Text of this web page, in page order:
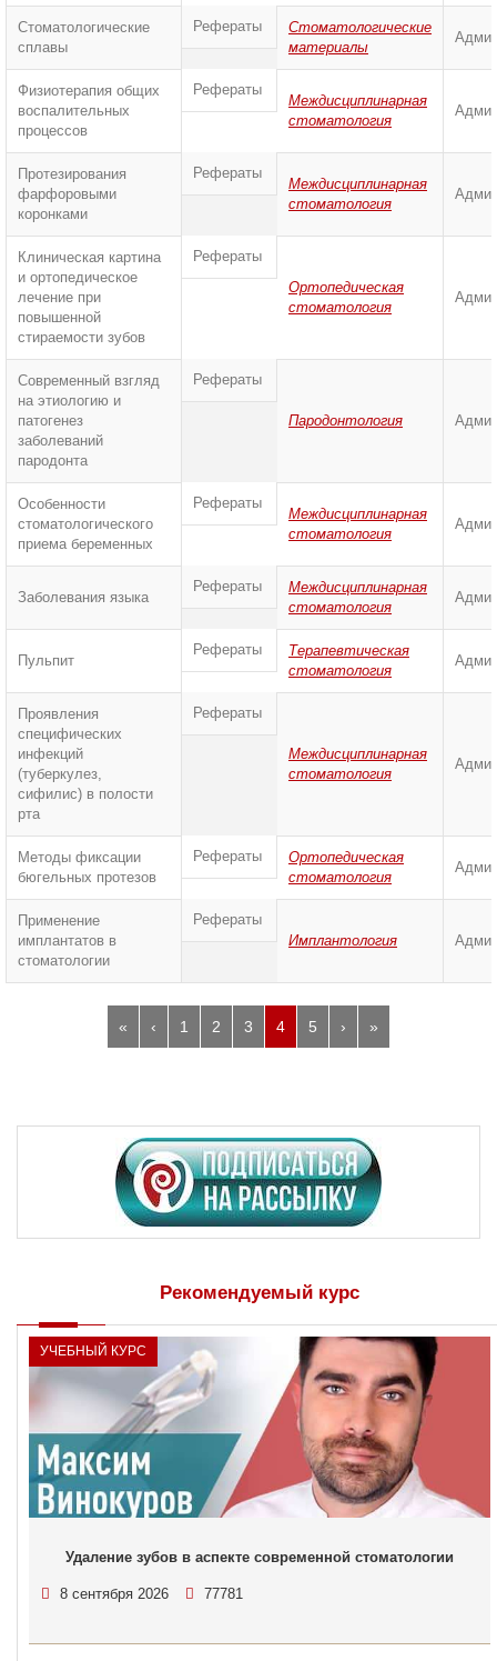
Стоматологические
сплавы
Рефераты
Стоматологические
материалы
Физиотерапия общих
воспалительных
процессов
Рефераты
Междисциплинарная
стоматология
Протезирования
фарфоровыми
коронками
Рефераты
Междисциплинарная
стоматология
Клиническая картина
и ортопедическое
лечение при
повышенной
стираемости зубов
Рефераты
Ортопедическая
стоматология
Современный взгляд
на этиологию и
патогенез
заболеваний
пародонта
Рефераты
Пародонтология
Особенности
стоматологического
приема беременных
Рефераты
Междисциплинарная
стоматология
Заболевания языка
Рефераты
Междисциплинарная
стоматология
Пульпит
Рефераты
Терапевтическая
стоматология
Проявления
специфических
инфекций
(туберкулез,
сифилис) в полости
рта
Рефераты
Междисциплинарная
стоматология
Методы фиксации
бюгельных протезов
Рефераты
Ортопедическая
стоматология
Применение
имплантатов в
стоматологии
Рефераты
Имплантология
« ‹ 1 2 3 4 5 › »
Рекомендуемый курс
УЧЕБНЫЙ КУРС
Удаление зубов в аспекте современной стоматологии
8 сентября 2026 77781